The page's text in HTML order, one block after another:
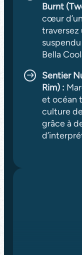
Burnt
cœur
traversez
Bella
Sentier
Rim) :
et océan
culture
grâce à